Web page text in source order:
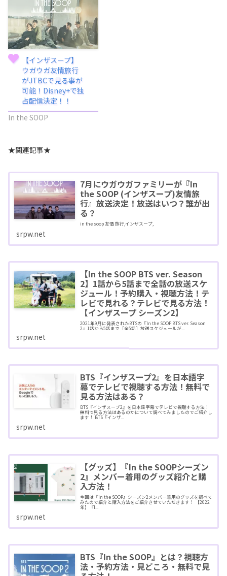
【インザスープ】
ウガウガ友情旅行
がJTBCで見る事が
可能！Disney+で独
占配信決定！！
In the SOOP
★関連記事★
7月にウガウガファミリーが『In
the SOOP (インザスープ)友情旅
行』放送決定！放送はいつ？誰が出
る？
in the soop 友情 旅行,インザスープ,
srpw.net
【In the SOOP BTS ver. Season
2】1話から5話まで全話の放送スケ
ジュール！予約購入・視聴方法！テ
レビで見れる？テレビで見る方法！
【インザスープ シーズン2】
2021年9月に発表されたBTSの『In the SOOP BTS ver. Season
2』1話から5話まで［全5話］放送スケジュールが...
srpw.net
BTS『インザスープ2』を日本語字
幕でテレビで視聴する方法！無料で
見る方法はある？
BTS『インザスープ2』を日本語字幕でテレビで視聴する方法！
無料で見る方法はあるのかについて調べてみましたのでご紹介し
ます！ BTS『インザ...
srpw.net
【グッズ】『In the SOOPシーズン
2』メンバー着用のグッズ紹介と購
入方法！
今回は『In the SOOP』シーズン2メンバー着用のグッズを調べて
みたので紹介と購入方法をご紹介させていただきます！ 【2022
年】『I...
srpw.net
BTS『In the SOOP』とは？視聴方
法・予約方法・見どころ・無料で見